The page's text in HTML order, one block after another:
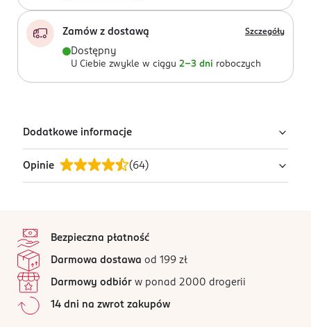
Zamów z dostawą Szczegóły
Dostępny
U Ciebie zwykle w ciągu 2-3 dni roboczych
Dodatkowe informacje
PRODUCENT/PODMIOT ODPOWIEDZIALNY
Avenir Medical Poland Sp. z o.o.
Kod EAN
8 431306 075713
Opinie (64)
Wszystkie opinie są zweryfikowane zakupem.
Bezpieczna płatność
Darmowa dostawa od 199 zł
Darmowy odbiór w ponad 2000 drogerii
14 dni na zwrot zakupów